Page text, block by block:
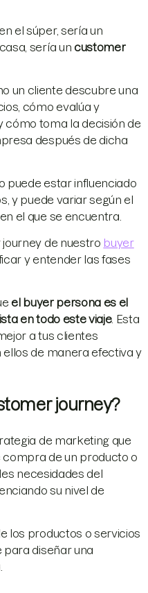
el súper, sería un
sería un customer
un cliente descubre una
cómo evalúa y
toma la decisión de
después de dicha
puede estar influenciado
y puede variar según el
el que se encuentra.
de nuestro buyer
y entender las fases
el buyer persona es el
en todo este viaje. Esta
a tus clientes
de manera efectiva y
journey?
de marketing que
de un producto o
necesidades del
su nivel de
los productos o servicios
diseñar una